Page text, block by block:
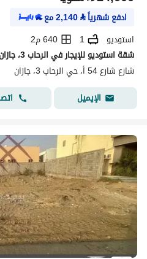
ادفع شهرياً⃁
2,140مع
استوديو
1
640 م2
شقة استوديو للإيجار في الرحاب 3، جازان
شارع شارع 54 أ، حي الرحاب 3، جازان
الإيميل